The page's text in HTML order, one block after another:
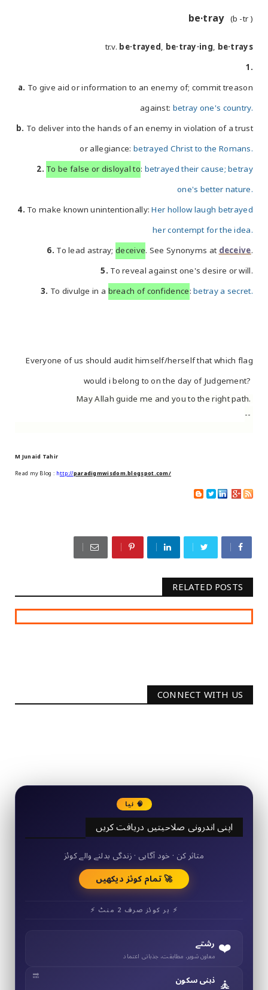
be·tray (b-tr)
tr.v.be·trayed, be·tray·ing, be·trays
1.
a. To give aid or information to an enemy of; commit treason
against:betray one's country.
b. To deliver into the hands of an enemy in violation of a trust
or allegiance:betrayed Christ to the Romans.
2.To be false or disloyal to:betrayed their cause; betray
one's better nature.
4.To make known unintentionally:Her hollow laugh betrayed
her contempt for the idea.
6.To lead astray;deceive. See Synonyms atdeceive.
5.To reveal against one's desire or will.
3. To divulge in abreach of confidence:betray a secret.
Everyone of us should audit himself/herself that which flag
would i belong to on the day of Judgement?
May Allah guide me and you to the right path.
--
M Junaid Tahir
Read my Blog : http://paradigmwisdom.blogspot.com/
RELATED POSTS
CONNECT WITH US
🧠 نیا
اپنی اندرونی صلاحیتیں دریافت کریں
50+ مختصر کوئز
متاثر کن · خود آگاہی · زندگی بدلنے والے کوئز
🚀 تمام کوئز دیکھیں
⚡ ہر کوئز صرف 2 منٹ ⚡
❤️ رشتے
معاون شوہر، مطابقت، جذباتی اعتماد
🧘 ذہنی سکون